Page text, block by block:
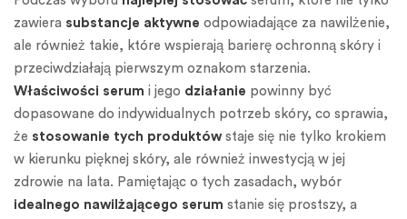
zawiera substancje aktywne odpowiadające za nawilżenie,
ale również takie, które wspierają barierę ochronną skóry i
przeciwdziałają pierwszym oznakom starzenia.
Właściwości serum i jego działanie powinny być
dopasowane do indywidualnych potrzeb skóry, co sprawia,
że stosowanie tych produktówstaje się nie tylko krokiem
w kierunku pięknej skóry, ale również inwestycją w jej
zdrowie na lata. Pamiętając o tych zasadach, wybór
idealnego nawilżającego serum stanie się prostszy, a